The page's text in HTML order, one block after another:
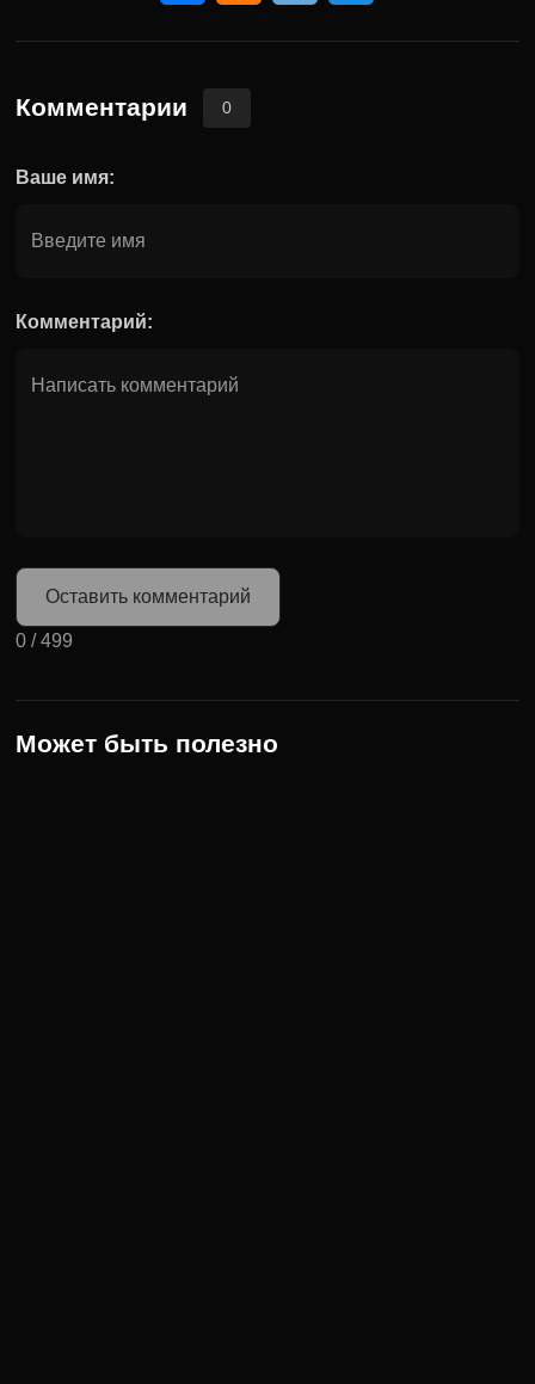
Комментарии 0
Ваше имя:
Комментарий:
Оставить комментарий
0 /499
Может быть полезно